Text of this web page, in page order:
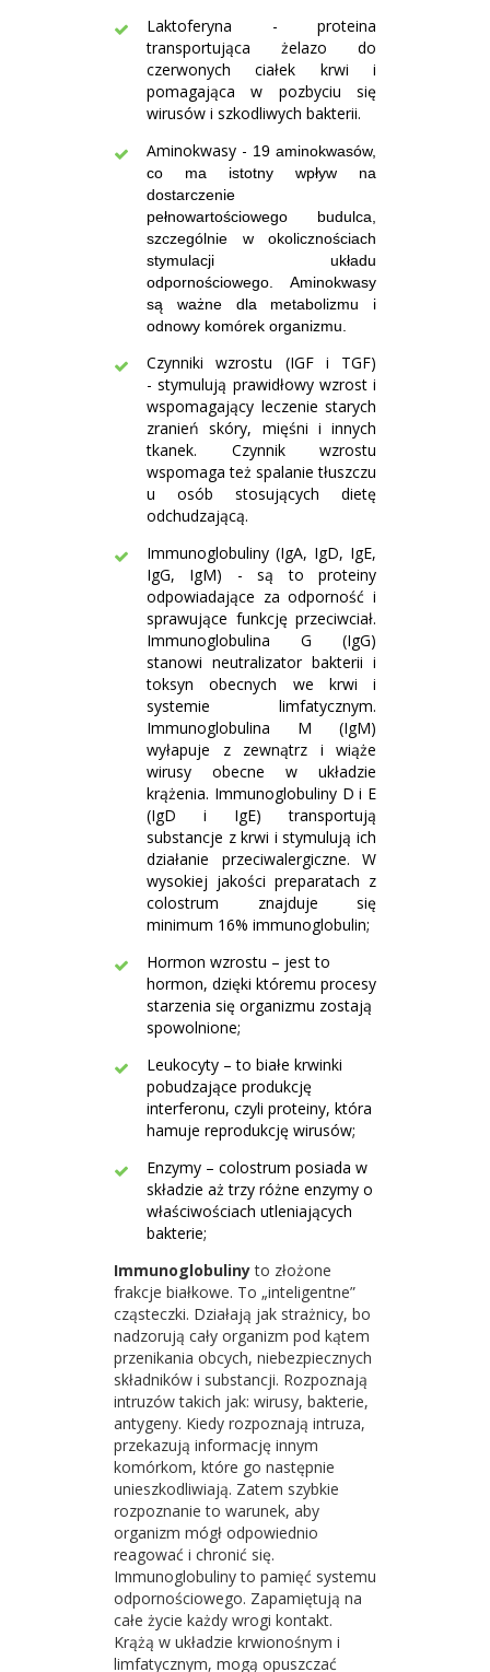
Laktoferyna - proteina
transportująca żelazo do
czerwonych ciałek krwi i
pomagająca w pozbyciu się
wirusów i szkodliwych bakterii.
Aminokwasy - 19 aminokwasów,
co ma istotny wpływ na
dostarczenie
pełnowartościowego budulca,
szczególnie w okolicznościach
stymulacji układu
odpornościowego. Aminokwasy
są ważne dla metabolizmu i
odnowy komórek organizmu.
Czynniki wzrostu (IGF i TGF)
- stymulują prawidłowy wzrost i
wspomagający leczenie starych
zranień skóry, mięśni i innych
tkanek. Czynnik wzrostu
wspomaga też spalanie tłuszczu
u osób stosujących dietę
odchudzającą.
Immunoglobuliny (IgA, IgD, IgE,
IgG, IgM) - są to proteiny
odpowiadające za odporność i
sprawujące funkcję przeciwciał.
Immunoglobulina G (IgG)
stanowi neutralizator bakterii i
toksyn obecnych we krwi i
systemie limfatycznym.
Immunoglobulina M (IgM)
wyłapuje z zewnątrz i wiąże
wirusy obecne w układzie
krążenia. Immunoglobuliny D i E
(IgD i IgE) transportują
substancje z krwi i stymulują ich
działanie przeciwalergiczne. W
wysokiej jakości preparatach z
colostrum znajduje się
minimum 16% immunoglobulin;
Hormon wzrostu – jest to
hormon, dzięki któremu procesy
starzenia się organizmu zostają
spowolnione;
Leukocyty – to białe krwinki
pobudzające produkcję
interferonu, czyli proteiny, która
hamuje reprodukcję wirusów;
Enzymy – colostrum posiada w
składzie aż trzy różne enzymy o
właściwościach utleniających
bakterie;
Immunoglobulinyto złożone
frakcje białkowe. To „inteligentne”
cząsteczki. Działają jak strażnicy, bo
nadzorują cały organizm pod kątem
przenikania obcych, niebezpiecznych
składników i substancji. Rozpoznają
intruzów takich jak: wirusy, bakterie,
antygeny. Kiedy rozpoznają intruza,
przekazują informację innym
komórkom, które go następnie
unieszkodliwiają. Zatem szybkie
rozpoznanie to warunek, aby
organizm mógł odpowiednio
reagować i chronić się.
Immunoglobuliny to pamięć systemu
odpornościowego. Zapamiętują na
całe życie każdy wrogi kontakt.
Krążą w układzie krwionośnym i
limfatycznym, mogą opuszczać